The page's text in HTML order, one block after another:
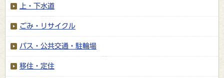
上・下水道
ごみ・リサイクル
バス・公共交通・駐輪場
移住・定住